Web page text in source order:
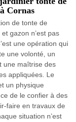
Cornas
de tonte de
gazon n’est pas
une opération qui
une volonté, un
une maîtrise des
appliquées. Le
un physique
de le confier à des
faire en travaux de
situation n’est